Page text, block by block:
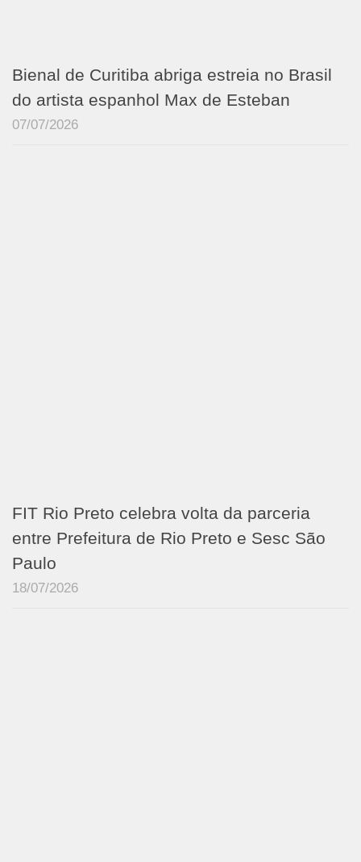
Bienal de Curitiba abriga estreia no Brasil
do artista espanhol Max de Esteban
07/07/2026
FIT Rio Preto celebra volta da parceria
entre Prefeitura de Rio Preto e Sesc São
Paulo
18/07/2026